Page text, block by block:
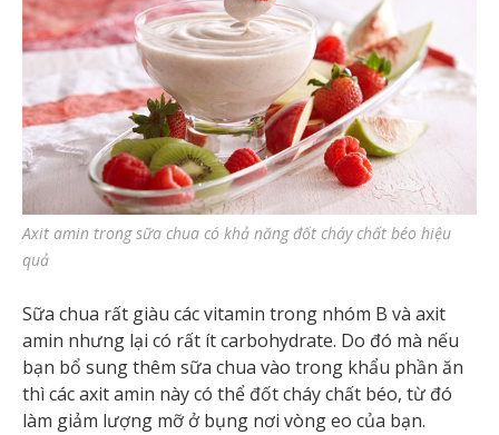
Axit amin trong sữa chua có khả năng đốt cháy chất béo hiệu
quả
Sữa chua rất giàu các vitamin trong nhóm B và axit
amin nhưng lại có rất ít carbohydrate. Do đó mà nếu
bạn bổ sung thêm sữa chua vào trong khẩu phần ăn
thì các axit amin này có thể đốt cháy chất béo, từ đó
làm giảm lượng mỡ ở bụng nơi vòng eo của bạn.